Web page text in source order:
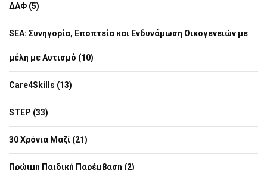
ΔΑΦ (5)
SEA: Συνηγορία, Εποπτεία και Ενδυνάμωση Οικογενειών με
μέλη με Αυτισμό (10)
Care4Skills (13)
STEP (33)
30 Χρόνια Μαζί (21)
Πρώιμη Παιδική Παρέμβαση (2)